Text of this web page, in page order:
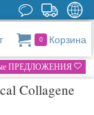
0 Корзина
ПРЕДЛОЖЕНИЯ
Collagene